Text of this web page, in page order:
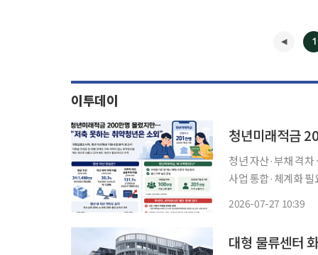
1
이투데이
청년미래적금
청년 자산·부채 격
사업 통합·체계화 필요 정부의 청년 자산형성 지원 정책이 흥행을 이어가고 있지만
2026-07-27 10:39